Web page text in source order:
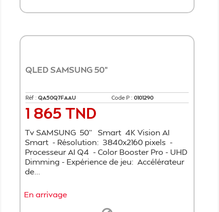
QLED SAMSUNG 50"
Réf : QA50Q7FAAU Code P : 0101290
Prix
1 865 TND
Tv SAMSUNG 50'' Smart 4K Vision AI
Smart - Résolution: 3840x2160 pixels -
Processeur AI Q4 - Color Booster Pro - UHD
Dimming - Expérience de jeu: Accélérateur
de...
En arrivage